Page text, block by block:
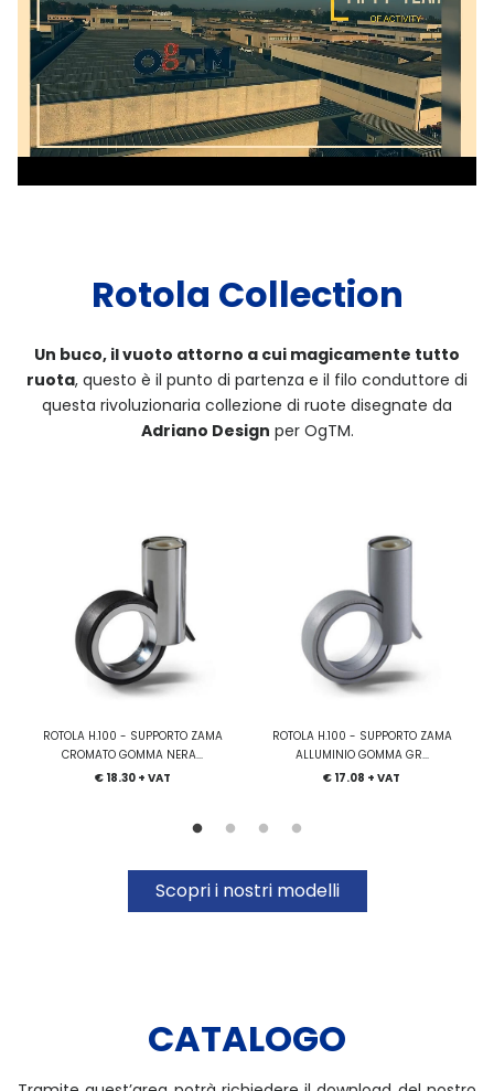
Rotola Collection
Un buco, il vuoto attorno a cui magicamente tutto
ruota, questo è il punto di partenza e il filo conduttore di
questa rivoluzionaria collezione di ruote disegnate da
Adriano Design per OgTM.
ROTOLA H.100 - SUPPORTO ZAMA
CROMATO GOMMA NERA...
€ 18.30 + VAT
ROTOLA H.100 - SUPPORTO ZAMA
ALLUMINIO GOMMA GR...
€ 17.08 + VAT
Scopri i nostri modelli
CATALOGO